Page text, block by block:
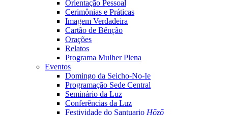
Orientação Pessoal
Cerimônias e Práticas
Imagem Verdadeira
Cartão de Bênção
Orações
Relatos
Programa Mulher Plena
Eventos
Domingo da Seicho-No-Ie
Programação Sede Central
Seminário da Luz
Conferências da Luz
Festividade do Santuario Hōzō